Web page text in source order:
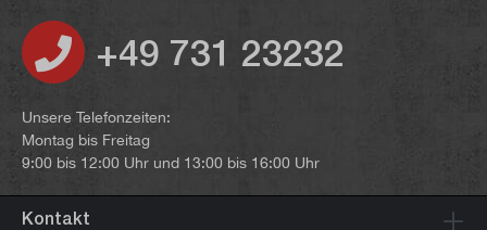
+49 731 23232
Unsere Telefonzeiten:
Montag bis Freitag
9:00 bis 12:00 Uhr und 13:00 bis 16:00 Uhr
Kontakt